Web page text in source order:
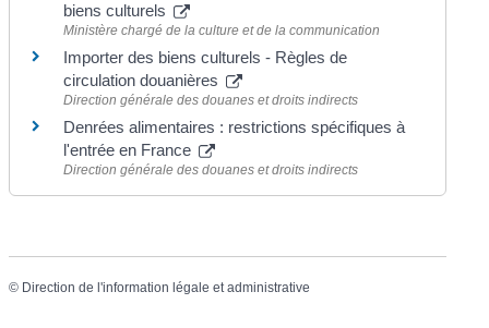
biens culturels
Ministère chargé de la culture et de la communication
Importer des biens culturels - Règles de
circulation douanières
Direction générale des douanes et droits indirects
Denrées alimentaires : restrictions spécifiques à
l'entrée en France
Direction générale des douanes et droits indirects
© Direction de l'information légale et administrative